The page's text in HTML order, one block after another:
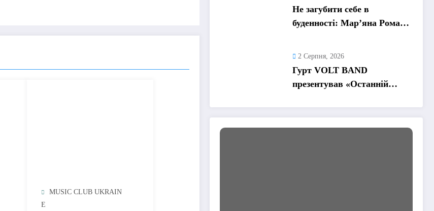
MUSIC CLUB UKRAIN
E
Не загубити себе в
буденності: Мар’яна Ромась
2 Серпня, 2026
Гурт VOLT BAND
презентував «Останній